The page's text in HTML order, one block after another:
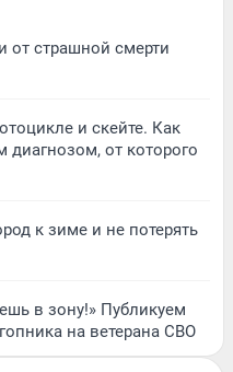
от страшной смерти
и скейте. Как
от которого
к зиме и не потерять
в зону!» Публикуем
на ветерана СВО